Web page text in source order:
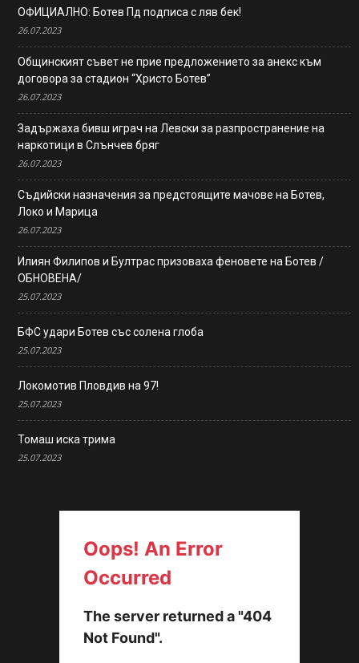
ОФИЦИАЛНО: Ботев Пд подписа с ляв бек!
26.07.2023
Общинският съвет не прие предложението за анекс към
договора за стадион “Христо Ботев”
26.07.2023
Задържаха бивш играч на Левски за разпространение на
наркотици в Слънчев бряг
26.07.2023
Съдийски назначения за предстоящите мачове на Ботев,
Локо и Марица
26.07.2023
Илиян Филипов и Бултрас призоваха феновете на Ботев /
ОБНОВЕНА/
25.07.2023
БФС удари Ботев със солена глоба
25.07.2023
Локомотив Пловдив на 97!
25.07.2023
Томаш иска трима
25.07.2023